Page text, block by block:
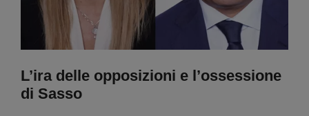
L’ira delle opposizioni e l’ossessione
di Sasso